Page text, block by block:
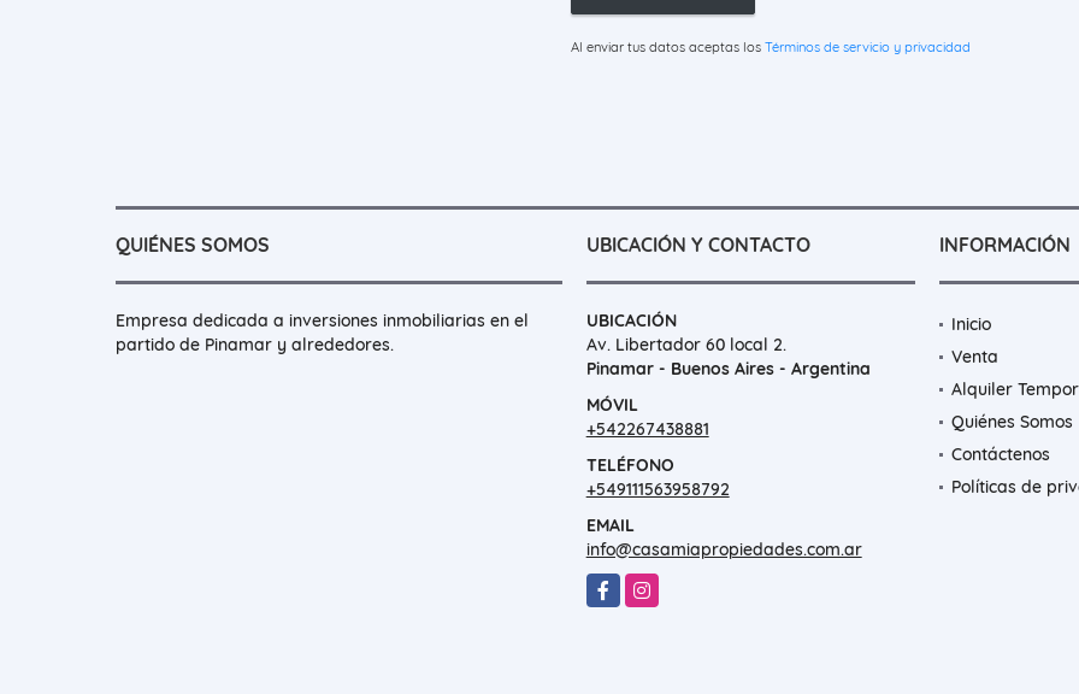
Al enviar tus datos aceptas los Términos de servicio y privacidad
QUIÉNES SOMOS
Empresa dedicada a inversiones inmobiliarias en el
partido de Pinamar y alrededores.
UBICACIÓN Y CONTACTO
UBICACIÓN
Av. Libertador 60 local 2.
Pinamar - Buenos Aires - Argentina
MÓVIL
+542267438881
TELÉFONO
+549111563958792
EMAIL
info@casamiapropiedades.com.ar
FacebookInstagram
INFORMACIÓN
Inicio
Venta
Alquiler
Quiénes Somos
Contáctenos
Políticas de